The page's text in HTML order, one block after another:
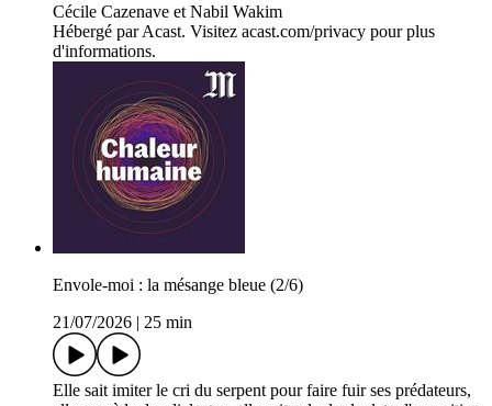
Cécile Cazenave et Nabil Wakim
Hébergé par Acast. Visitez acast.com/privacy pour plus
d'informations.
Envole-moi : la mésange bleue (2/6)
21/07/2026 | 25 min
Elle sait imiter le cri du serpent pour faire fuir ses prédateurs,